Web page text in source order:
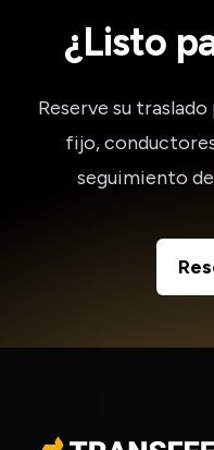
¿Listo
Reserve su
fijo,
seguimiento